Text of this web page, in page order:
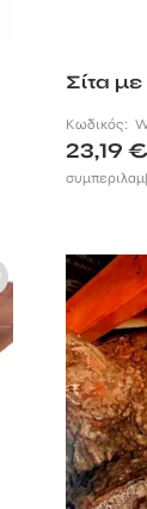
Σίτα
Κωδικός:
23,19 €